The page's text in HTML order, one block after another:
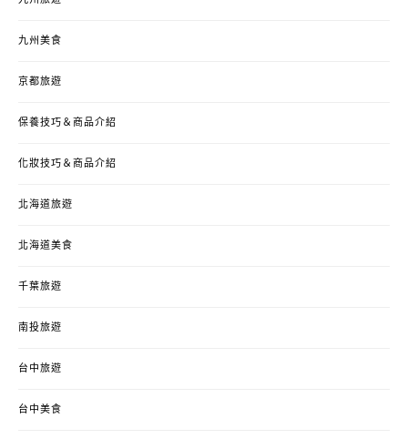
九州美食
京都旅遊
保養技巧＆商品介紹
化妝技巧＆商品介紹
北海道旅遊
北海道美食
千葉旅遊
南投旅遊
台中旅遊
台中美食